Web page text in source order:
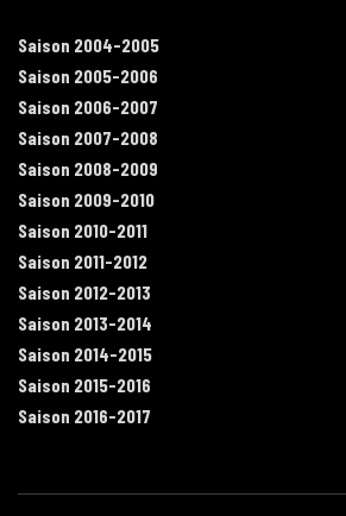
Saison 2004-2005
Saison 2005-2006
Saison 2006-2007
Saison 2007-2008
Saison 2008-2009
Saison 2009-2010
Saison 2010-2011
Saison 2011-2012
Saison 2012-2013
Saison 2013-2014
Saison 2014-2015
Saison 2015-2016
Saison 2016-2017